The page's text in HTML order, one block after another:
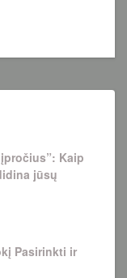
Kaip
jūsų
Pasirinkti ir